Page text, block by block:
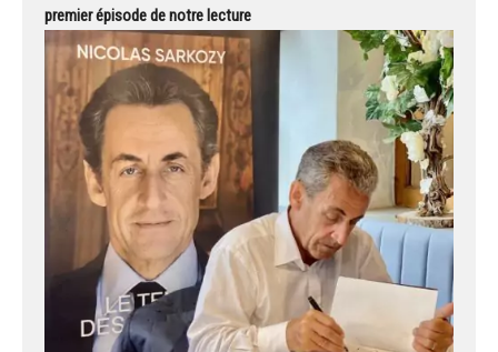
premier épisode de notre lecture